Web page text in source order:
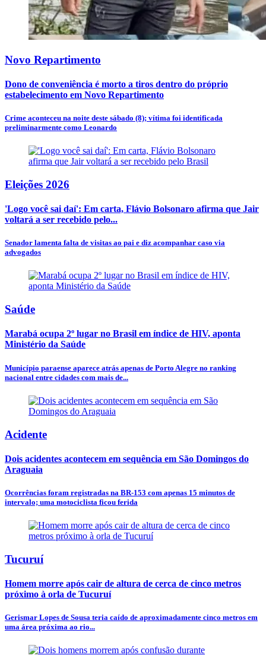
Novo Repartimento
Dono de conveniência é morto a tiros dentro do próprio
estabelecimento em Novo Repartimento
Crime aconteceu na noite deste sábado (8); vítima foi identificada
preliminarmente como Leonardo
Eleições 2026
'Logo você sai daí': Em carta, Flávio Bolsonaro afirma que Jair
voltará a ser recebido pelo...
Senador lamenta falta de visitas ao pai e diz acompanhar caso via
advogados
Saúde
Marabá ocupa 2º lugar no Brasil em índice de HIV, aponta
Ministério da Saúde
Município paraense aparece atrás apenas de Porto Alegre no ranking
nacional entre cidades com mais de...
Acidente
Dois acidentes acontecem em sequência em São Domingos do
Araguaia
Ocorrências foram registradas na BR-153 com apenas 15 minutos de
intervalo; uma motociclista ficou ferida
Tucuruí
Homem morre após cair de altura de cerca de cinco metros
próximo à orla de Tucuruí
Gerismar Lopes de Sousa teria caído de aproximadamente cinco metros em
uma área próxima ao rio...